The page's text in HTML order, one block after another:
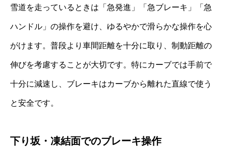
雪道を走っているときは「急発進」「急ブレーキ」「急
ハンドル」の操作を避け、ゆるやかで滑らかな操作を心
がけます。普段より車間距離を十分に取り、制動距離の
伸びを考慮することが大切です。特にカーブでは手前で
十分に減速し、ブレーキはカーブから離れた直線で使う
と安全です。
下り坂・凍結面でのブレーキ操作